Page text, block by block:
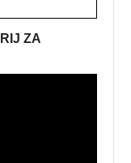
ZA